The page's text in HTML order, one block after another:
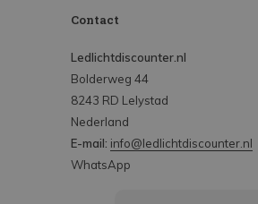
Contact
Ledlichtdiscounter.nl
Bolderweg 44
8243 RD Lelystad
Nederland
E-mail: info@ledlichtdiscounter.nl
WhatsApp